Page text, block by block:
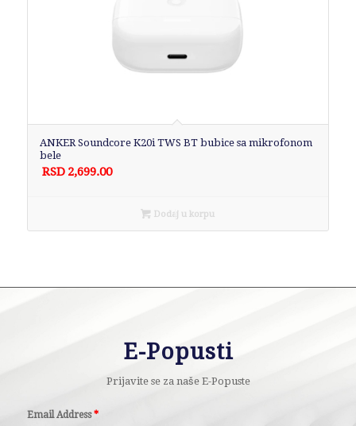
ANKER Soundcore K20i TWS BT bubice sa mikrofonom
bele
RSD 2,699.00
Dodaj u korpu
E-Popusti
Prijavite se za naše E-Popuste
Email Address*